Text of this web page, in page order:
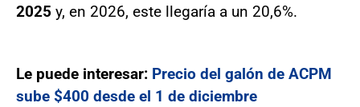
2025 y, en 2026, este llegaría a un 20,6%.
Le puede interesar: Precio del galón de ACPM
sube $400 desde el 1 de diciembre